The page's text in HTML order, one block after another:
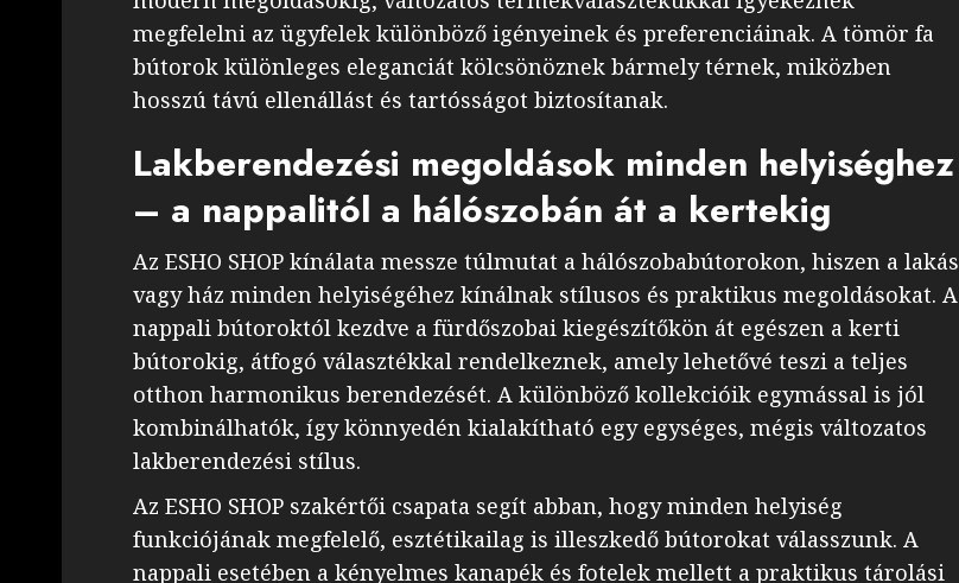
megfelelni az ügyfelek különböző igényeinek és preferenciáinak. A tömör fa
bútorok különleges eleganciát kölcsönöznek bármely térnek, miközben
hosszú távú ellenállást és tartósságot biztosítanak.
Lakberendezési megoldások minden helyiséghez
– a nappalitól a hálószobán át a kertekig
Az ESHO SHOP kínálata messze túlmutat a hálószobabútorokon, hiszen a lakás
vagy ház minden helyiségéhez kínálnak stílusos és praktikus megoldásokat. A
nappali bútoroktól kezdve a fürdőszobai kiegészítőkön át egészen a kerti
bútorokig, átfogó választékkal rendelkeznek, amely lehetővé teszi a teljes
otthon harmonikus berendezését. A különböző kollekcióik egymással is jól
kombinálhatók, így könnyedén kialakítható egy egységes, mégis változatos
lakberendezési stílus.
Az ESHO SHOP szakértői csapata segít abban, hogy minden helyiség
funkciójának megfelelő, esztétikailag is illeszkedő bútorokat válasszunk. A
nappali esetében a kényelmes kanapék és fotelek mellett a praktikus tárolási